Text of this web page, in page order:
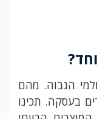
?
הגבוה. מהם
בעסקה. תכינו